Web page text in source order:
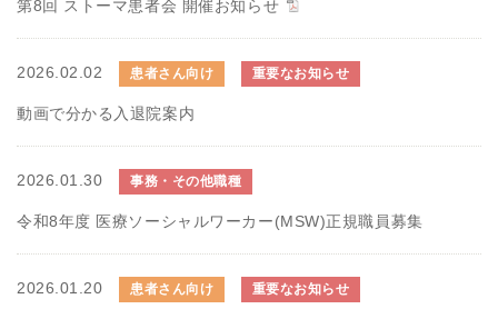
第8回 ストーマ患者会 開催お知らせ
2026.02.02 患者さん向け 重要なお知らせ
動画で分かる入退院案内
2026.01.30 事務・その他職種
令和8年度 医療ソーシャルワーカー(MSW)正規職員募集
2026.01.20 患者さん向け 重要なお知らせ